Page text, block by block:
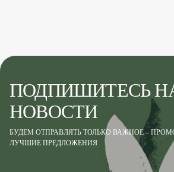
ПОДПИШИТЕСЬ
НОВОСТИ
БУДЕМ ОТПРАВЛЯТЬ ТОЛЬКО ВАЖНОЕ –
ЛУЧШИЕ ПРЕДЛОЖЕНИЯ